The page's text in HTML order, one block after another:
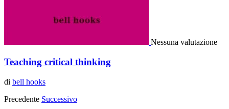
Nessuna valutazione
Teaching critical thinking
di bell hooks
Precedente Successivo